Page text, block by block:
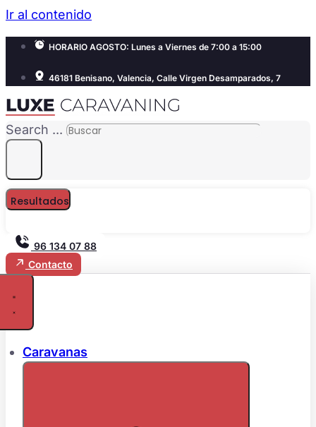
Ir al contenido
HORARIO AGOSTO: Lunes a Viernes de 7:00 a 15:00
46181 Benisano, Valencia, Calle Virgen Desamparados, 7
Search ...
Resultados
96 134 07 88
Contacto
Caravanas